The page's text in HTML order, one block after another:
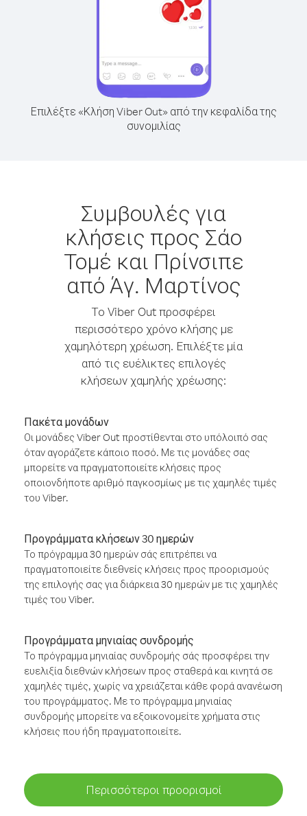
Επιλέξτε «Κλήση Viber Out» από την κεφαλίδα της
συνομιλίας
Συμβουλές για
κλήσεις προς Σάο
Τομέ και Πρίνσιπε
από Άγ. Μαρτίνος
Το Viber Out προσφέρει
περισσότερο χρόνο κλήσης με
χαμηλότερη χρέωση. Επιλέξτε μία
από τις ευέλικτες επιλογές
κλήσεων χαμηλής χρέωσης:
Πακέτα μονάδων
Οι μονάδες Viber Out προστίθενται στο υπόλοιπό σας
όταν αγοράζετε κάποιο ποσό. Με τις μονάδες σας
μπορείτε να πραγματοποιείτε κλήσεις προς
οποιονδήποτε αριθμό παγκοσμίως με τις χαμηλές τιμές
του Viber.
Προγράμματα κλήσεων 30 ημερών
Το πρόγραμμα 30 ημερών σάς επιτρέπει να
πραγματοποιείτε διεθνείς κλήσεις προς προορισμούς
της επιλογής σας για διάρκεια 30 ημερών με τις χαμηλές
τιμές του Viber.
Προγράμματα μηνιαίας συνδρομής
Το πρόγραμμα μηνιαίας συνδρομής σάς προσφέρει την
ευελιξία διεθνών κλήσεων προς σταθερά και κινητά σε
χαμηλές τιμές, χωρίς να χρειάζεται κάθε φορά ανανέωση
του προγράμματος. Με το πρόγραμμα μηνιαίας
συνδρομής μπορείτε να εξοικονομείτε χρήματα στις
κλήσεις που ήδη πραγματοποιείτε.
Περισσότεροι προορισμοί